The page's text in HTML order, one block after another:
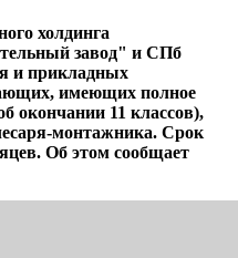
холдинга
завод" и СПб
и прикладных
имеющих полное
окончании 11 классов),
монтажника. Срок
Об этом сообщает